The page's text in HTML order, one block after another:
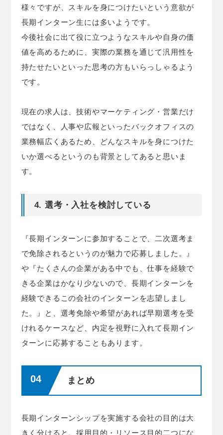
様々ですが、スキルを身につけたいという意欲が
長期インターン生には多いようです。
今後社会に出て役に立つようなスキルや自身の価
値を高めるために、実際の業務を通じて汎用性を
持たせたいといった思考の方もいらっしゃるよう
です。
現在の求人は、技術やマーケティング・営業だけ
ではなく、人事や広報といったバックオフィスの
業務幅広くあるため、どんなスキルを身につけた
いか選べるというのも背景としてあると思いま
す。
4. 選考・入社を検討している
『長期インターンに参加することで、二次選考ま
で免除されるというのが魅力で応募しました。』
や『たくさんの企業がある中でも、仕事を経験で
きる企業はかなり少ないので、長期インターンを
経験できるこの会社のインターンを志望しまし
た。』と、選考免除や希望があれば早期選考を受
けれるケースなど、内定を視野に入れて長期イン
ターンに応募することもあります。
まとめ
長期インターンシップを実施する会社の目的は大
きく分けると、採用目的・リソース目的二つにな